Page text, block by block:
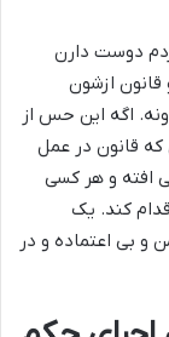
دوست دارن
ازشون
اگه این حس از
قانون در عمل
افته و هر کسی
کند. یک
و بی اعتماده و در